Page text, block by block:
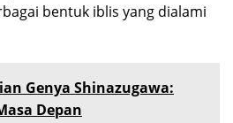
bentuk iblis yang dialami
Genya Shinazugawa:
Depan